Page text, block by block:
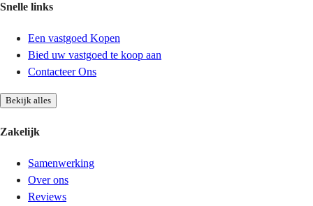
Snelle links
Een vastgoed Kopen
Bied uw vastgoed te koop aan
Contacteer Ons
Bekijk alles
Zakelijk
Samenwerking
Over ons
Reviews